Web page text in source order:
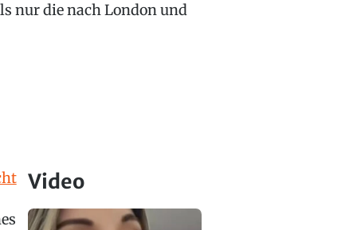
nur die nach London und
Video